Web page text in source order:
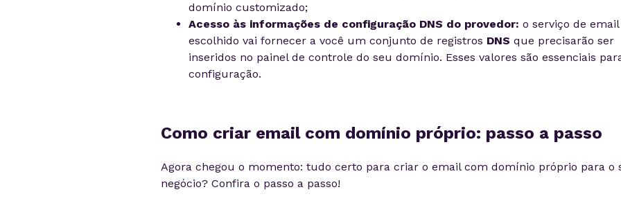
domínio customizado;
Acesso às informações de configuração DNS do provedor: o serviço de email
escolhido vai fornecer a você um conjunto de registros DNS que precisarão ser
inseridos no painel de controle do seu domínio. Esses valores são essenciais
configuração.
Como criar email com domínio próprio: passo a passo
Agora chegou o momento: tudo certo para criar o email com domínio próprio para o
negócio? Confira o passo a passo!